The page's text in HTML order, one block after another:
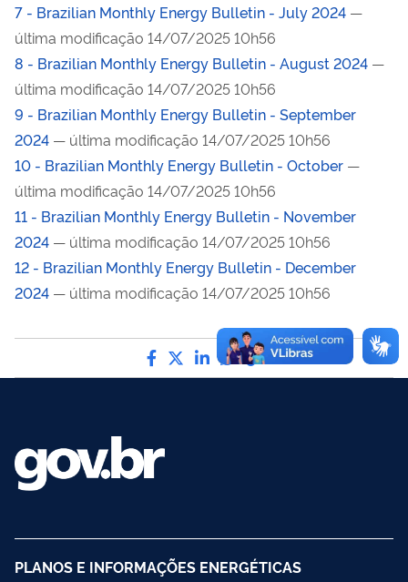
7 - Brazilian Monthly Energy Bulletin - July 2024 —
última modificação 14/07/2025 10h56
8 - Brazilian Monthly Energy Bulletin - August 2024 —
última modificação 14/07/2025 10h56
9 - Brazilian Monthly Energy Bulletin - September
2024 — última modificação 14/07/2025 10h56
10 - Brazilian Monthly Energy Bulletin - October —
última modificação 14/07/2025 10h56
11 - Brazilian Monthly Energy Bulletin - November
2024 — última modificação 14/07/2025 10h56
12 - Brazilian Monthly Energy Bulletin - December
2024 — última modificação 14/07/2025 10h56
Compartilhe por Facebook
Compartilhe por Twitter
Compartilhe por
Compartilhe por
link para Copiar
PLANOS E INFORMAÇÕES ENERGÉTICAS